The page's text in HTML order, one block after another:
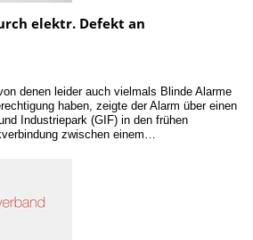
elektr. Defekt an
denen leider auch vielmals Blinde Alarme
haben, zeigte der Alarm über einen
Industriepark (GIF) in den frühen
zwischen einem…